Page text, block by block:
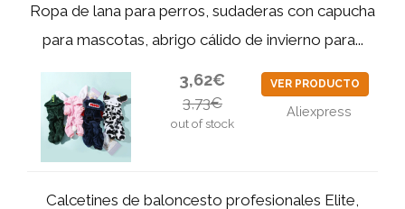
Ropa de lana para perros, sudaderas con capucha
para mascotas, abrigo cálido de invierno para...
3,62€
3,73€
out of stock
VER PRODUCTO
Aliexpress
Calcetines de baloncesto profesionales Elite,